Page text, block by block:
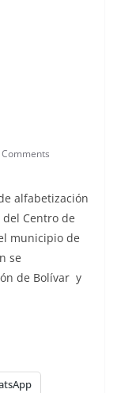
alfabetización
Centro de
municipio de
se
de Bolívar y